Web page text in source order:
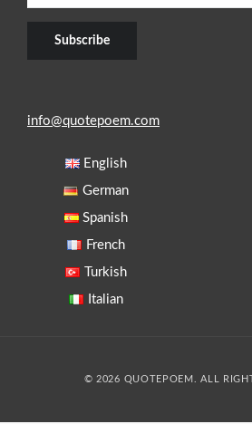
info@quotepoem.com
English
German
Spanish
French
Turkish
Italian
© 2026 QUOTEPOEM. ALL